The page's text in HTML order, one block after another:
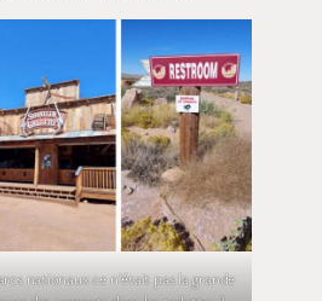
nationaux ce n’était pas la grande